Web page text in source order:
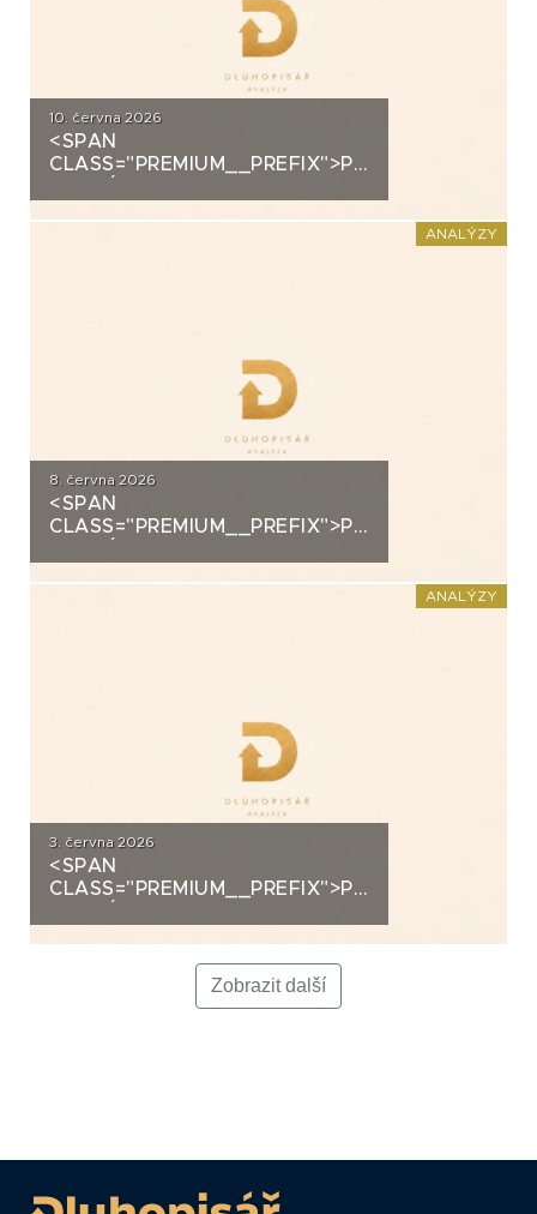
10. června 2026
<SPAN
CLASS="PREMIUM__PREFIX">PREMIUM</
ANALÝZY
8. června 2026
<SPAN
CLASS="PREMIUM__PREFIX">PREMIUM</
ANALÝZY
3. června 2026
<SPAN
CLASS="PREMIUM__PREFIX">PREMIUM</
Zobrazit další